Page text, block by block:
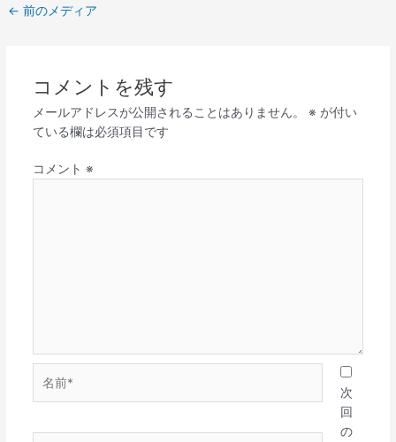
← 前のメディア
コメントを残す
メールアドレスが公開されることはありません。 ※ が付い
ている欄は必須項目です
コメント ※
次
回
の